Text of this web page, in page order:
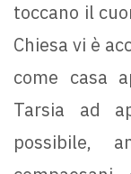
toccano il
Chiesa vi è
come casa
Tarsia ad
possibile,